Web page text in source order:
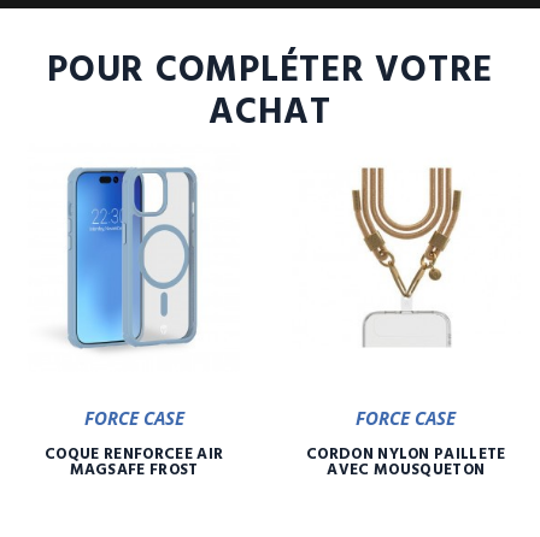
POUR COMPLÉTER VOTRE
ACHAT
FORCE CASE
COQUE RENFORCÉE AIR
MAGSAFE FROST
FORCE CASE
CORDON NYLON PAILLETE
AVEC MOUSQUETON